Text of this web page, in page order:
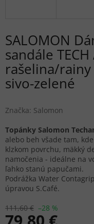
SALOMON
sandále
rašelina/
sivo-zelené
Značka: Salomon
111,60 € –28 %
Topánky Salomon
alebo beh všade tam,
klzkom povrchu, mäkký
namočenia - ideálne na
ľahko stanú papučami.
Podrážka Water
úpravou S.Café.